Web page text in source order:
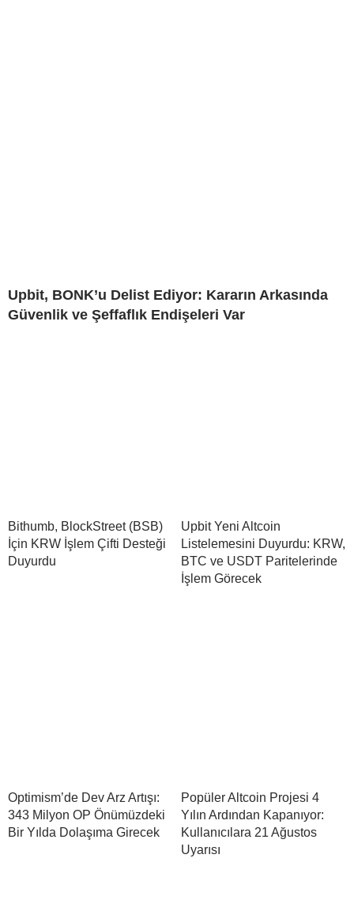
Upbit, BONK’u Delist Ediyor: Kararın Arkasında
Güvenlik ve Şeffaflık Endişeleri Var
Bithumb, BlockStreet (BSB)
İçin KRW İşlem Çifti Desteği
Duyurdu
Upbit Yeni Altcoin
Listelemesini Duyurdu: KRW,
BTC ve USDT Paritelerinde
İşlem Görecek
Optimism’de Dev Arz Artışı:
343 Milyon OP Önümüzdeki
Bir Yılda Dolaşıma Girecek
Popüler Altcoin Projesi 4
Yılın Ardından Kapanıyor:
Kullanıcılara 21 Ağustos
Uyarısı